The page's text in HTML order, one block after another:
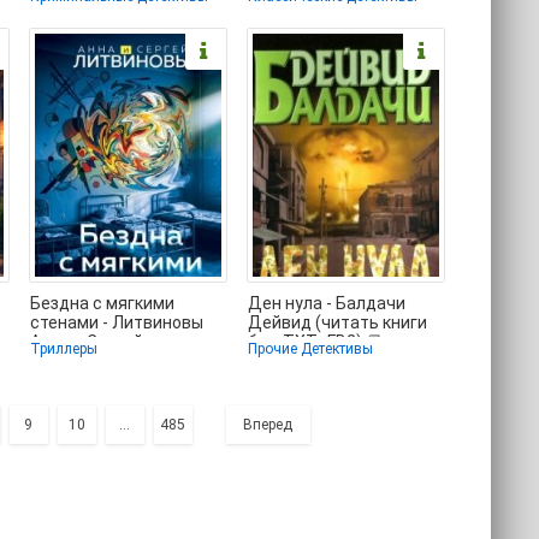
онлайн полные версии
(полные книги .TXT,
.FB2) 📗
Бездна с мягкими
стенами - Литвиновы
Анна и Сергей
(бесплатные онлайн
Триллеры
Ден нула - Балдачи
Дейвид (читать книги
без .TXT, .FB2) 📗
Прочие Детективы
9 10 ... 485 Вперед